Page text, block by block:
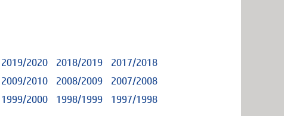
2019/2020 2018/2019
2017/2018
2009/2010 2008/2009
2007/2008
1999/2000 1998/1999
1997/1998